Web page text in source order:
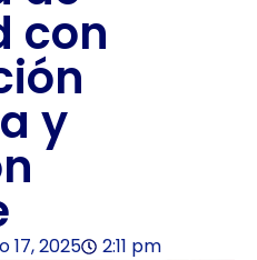
con
y
17, 2025 2:11 pm